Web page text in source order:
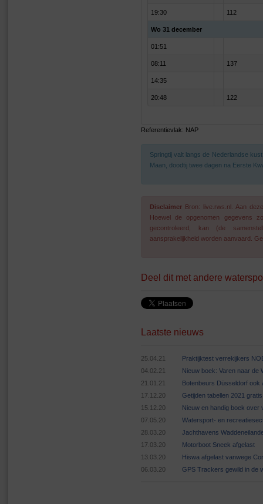
19:30 112
Wo 31 december
01:51
08:11 137
14:35
20:48 122
Referentievlak: NAP
Springtij valt langs de Nederlandse
Maan, doodtij twee dagen na Eerste
Disclaimer Bron: live.rws.nl. Aan
Hoewel de opgenomen gegevens
gecontroleerd, kan (de
aansprakelijkheid worden aanvaard.
Deel dit met andere
Laatste nieuws
25.04.21
Praktijktest verrekijkers
04.02.21
Nieuw boek: Varen naar de
21.01.21
Botenbeurs Düsseldorf ook
17.12.20
Getijden tabellen 2021
15.12.20
Nieuw en handig boek over
07.05.20
Watersport- en
28.03.20
Jachthavens
17.03.20
Motorboot Sneek afgelast
13.03.20
Hiswa afgelast vanwege
06.03.20
GPS Trackers gewild in de